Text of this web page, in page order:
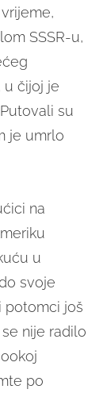
SSSR-u,
u čijoj je
su
je umrlo
na
u
svoje
potomci još
nije radilo
po